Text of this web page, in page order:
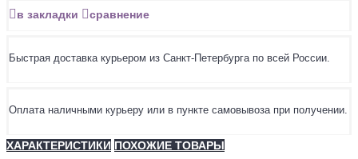
в закладки сравнение
Быстрая доставка курьером из Санкт-Петербурга по всей России.
Оплата наличными курьеру или в пункте самовывоза при получении.
ХАРАКТЕРИСТИКИ ПОХОЖИЕ ТОВАРЫ